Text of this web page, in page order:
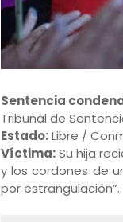
Sentencia
Tribunal de
Estado:Libre /
Víctima:Su hija
y los cordones de
por estrangulación”.